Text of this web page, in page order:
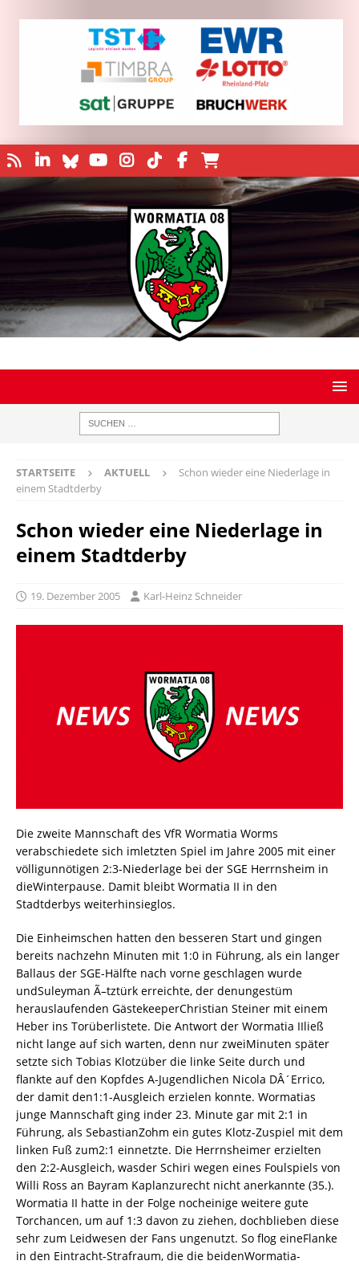
STARTSEITE AKTUELL
Schon wieder eine Niederlage in
einem Stadtderby
Schon wieder eine Niederlage in
einem Stadtderby
19. Dezember 2005 Karl-Heinz Schneider
Die zweite Mannschaft des VfR Wormatia Worms
verabschiedete sich imletzten Spiel im Jahre 2005 mit einer
völligunnötigen 2:3-Niederlage bei der SGE Herrnsheim in
dieWinterpause. Damit bleibt Wormatia II in den
Stadtderbys weiterhinsieglos.
Die Einheimschen hatten den besseren Start und gingen
bereits nachzehn Minuten mit 1:0 in Führung, als ein langer
Ballaus der SGE-Hälfte nach vorne geschlagen wurde
undSuleyman Ã–tztürk erreichte, der denungestüm
herauslaufenden GästekeeperChristian Steiner mit einem
Heber ins Torüberlistete. Die Antwort der Wormatia IIließ
nicht lange auf sich warten, denn nur zweiMinuten später
setzte sich Tobias Klotzüber die linke Seite durch und
flankte auf den Kopfdes A-Jugendlichen Nicola DÂ´Errico,
der damit den1:1-Ausgleich erzielen konnte. Wormatias
junge Mannschaft ging inder 23. Minute gar mit 2:1 in
Führung, als SebastianZohm ein gutes Klotz-Zuspiel mit dem
linken Fuß zum2:1 einnetzte. Die Herrnsheimer erzielten
den 2:2-Ausgleich, wasder Schiri wegen eines Foulspiels von
Willi Ross an Bayram Kaplanzurecht nicht anerkannte (35.).
Wormatia II hatte in der Folge nocheinige weitere gute
Torchancen, um auf 1:3 davon zu ziehen, dochblieben diese
sehr zum Leidwesen der Fans ungenutzt. So flog eineFlanke
in den Eintracht-Strafraum, die die beidenWormatia-